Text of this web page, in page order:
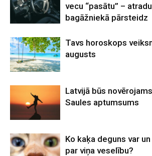
vecu “pasātu” –
bagāžniekā pārsteidz
Tavs horoskops
augusts
Latvijā būs
Saules aptumsums
Ko kaķa deguns var
par viņa veselību?